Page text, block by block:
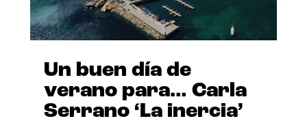
Un buen día de
verano para… Carla
Serrano ‘La inercia’